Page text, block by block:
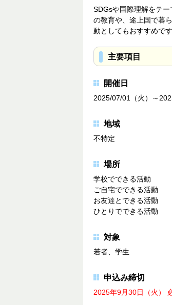
SDGsや国際理解をテ
の教育や、途上国で暮
動としてもおすすめです
主要項目
開催日
2025/07/01（火）～
地域
不特定
場所
学校でできる活動
ご自宅でできる活動
お友達とできる活動
ひとりでできる活動
対象
若者、学生
申込み締切
2025年9月30日（火）